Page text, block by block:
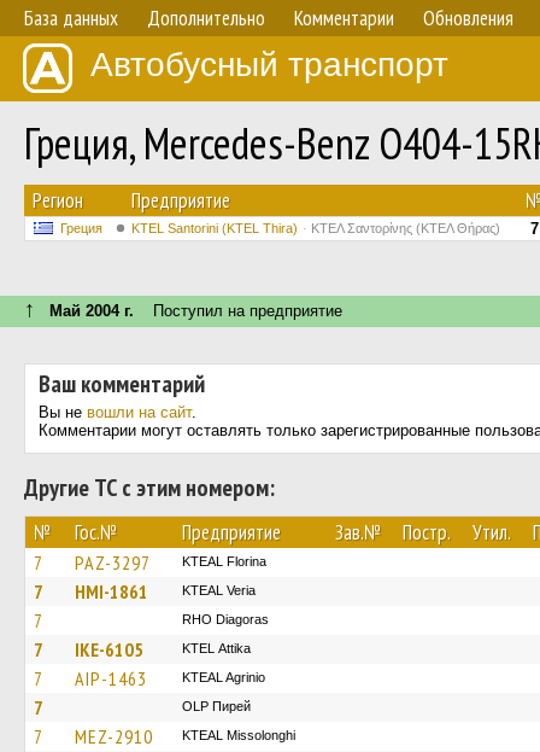
База данных Дополнительно Комментарии Обновления
Автобусный транспорт
Греция, Mercedes-Benz O404-
Регион Предприятие
Греция KTEL Santorini (KTEL Thira) ΚΤΕΛ Σαντορίνης (ΚΤΕΛ Θήρας) 7
↑ Май 2004 г. Поступил на предприятие
Ваш комментарий
Вы не вошли на сайт.
Комментарии могут оставлять только зарегистрированные
Другие ТС с этим номером:
№ Гос.№ Предприятие Зав.№ Постр. Утил.
7 PAZ-3297 KTEAL Florina
7 HMI-1861 KTEAL Veria
7 RHO Diagoras
7 IKE-6105 KΤΕL Αttika
7 AIP-1463 KTEAL Agrinio
7 OLP Пирей
7 MEZ-2910 KTEAL Missolonghi